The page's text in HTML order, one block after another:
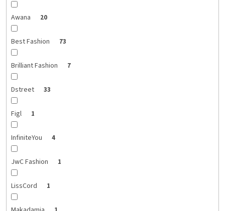
Awana 20
Best Fashion 73
Brilliant Fashion 7
Dstreet 33
Figl 1
InfiniteYou 4
JwC Fashion 1
LissCord 1